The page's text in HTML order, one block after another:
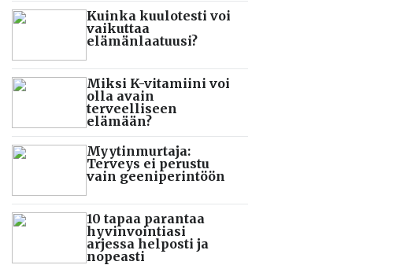
Kuinka kuulotesti voi
vaikuttaa
elämänlaatuusi?
Miksi K-vitamiini voi
olla avain
terveelliseen
elämään?
Myytinmurtaja:
Terveys ei perustu
vain geeniperintöön
10 tapaa parantaa
hyvinvointiasi
arjessa helposti ja
nopeasti